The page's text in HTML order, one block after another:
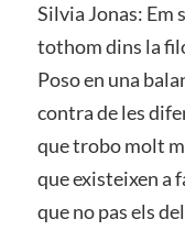
Silvia Jonas: Em
tothom dins la
Poso en una
contra de les
que trobo molt
que existeixen a
que no pas els